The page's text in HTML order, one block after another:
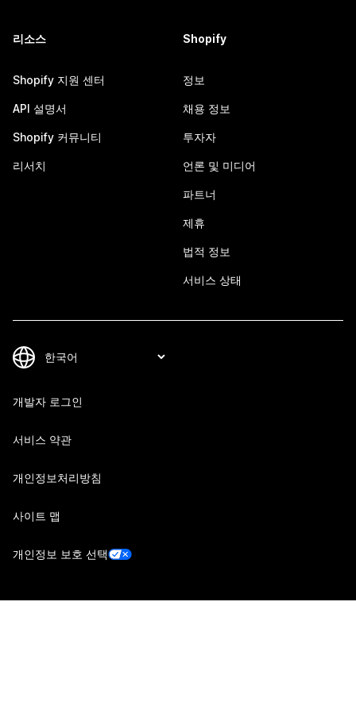
리소스
Shopify 지원 센터
API 설명서
Shopify 커뮤니티
리서치
Shopify
정보
채용 정보
투자자
언론 및 미디어
파트너
제휴
법적 정보
서비스 상태
개발자 로그인
서비스 약관
개인정보처리방침
사이트 맵
개인정보 보호 선택